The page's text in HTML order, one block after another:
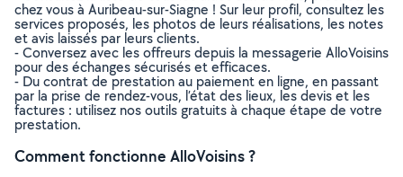
chez vous à Auribeau-sur-Siagne ! Sur leur profil, consultez les
services proposés, les photos de leurs réalisations, les notes
et avis laissés par leurs clients.
- Conversez avec les offreurs depuis la messagerie AlloVoisins
pour des échanges sécurisés et efficaces.
- Du contrat de prestation au paiement en ligne, en passant
par la prise de rendez-vous, l’état des lieux, les devis et les
factures : utilisez nos outils gratuits à chaque étape de votre
prestation.
Comment fonctionne AlloVoisins ?